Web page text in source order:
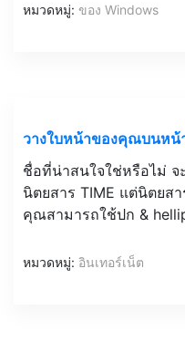
หมวดหมู่: ของ Windows
วางใบหน้าของคุณบนหน้
ชื่อที่น่าสนใจใช่หรือไม่
นิตยสาร TIME แต่นิตยส
คุณสามารถใช้ปก &
หมวดหมู่: อินเทอร์เน็ต